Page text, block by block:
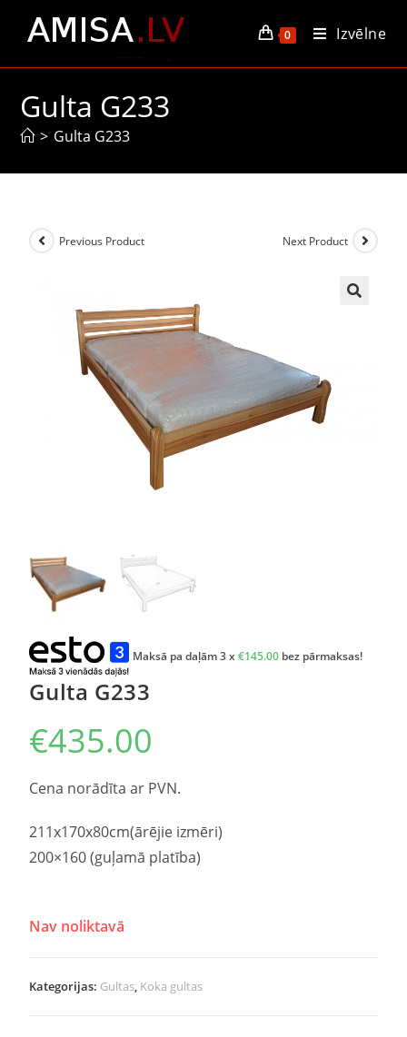
0 Izvēlne
Gulta G233
> Gulta G233
Previous Product Next Product
Maksā pa daļām 3 x€145.00 bez pārmaksas!
Gulta G233
€435.00
Cena norādīta ar PVN.
211x170x80cm(ārējie izmēri)
200×160 (guļamā platība)
Nav noliktavā
Kategorijas: Gultas, Koka gultas